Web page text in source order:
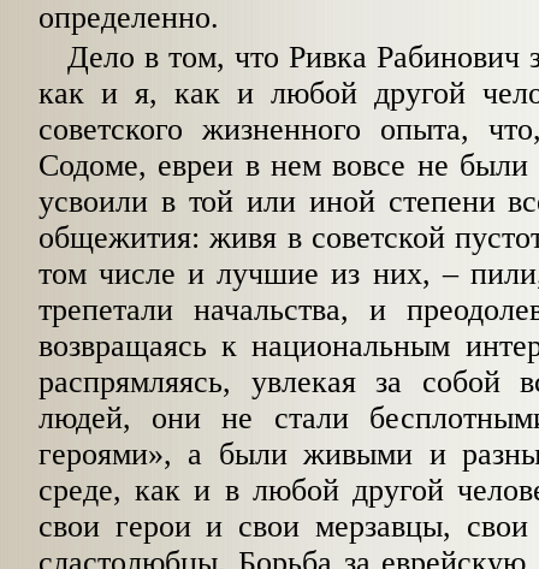
определенно.
Дело в том, что Ривка Рабинович
как и я, как и любой другой
советского жиз­ненного опыта,
Содоме, евреи в нем вовсе не
усвоили в той или иной степени
общежития: живя в советской
том числе и лучшие из них, –
трепетали начальства, и
возвращаясь к национальным
распрямляясь, увлекая за собой
людей, они не стали
героями», а были живыми и
среде, как и в любой другой
свои герои и свои мерзавцы,